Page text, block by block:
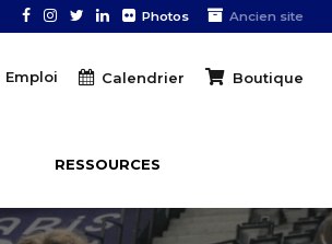
Photos Ancien site
Emploi Calendrier Boutique
RESSOURCES